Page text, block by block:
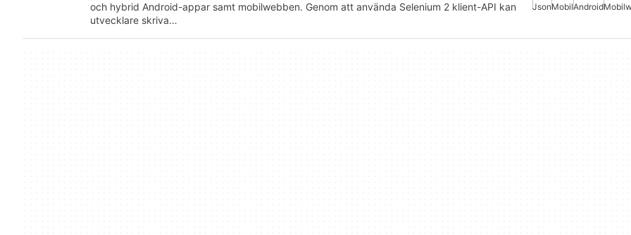
och hybrid Android-appar samt mobilwebben. Genom att använda Selenium 2 klient-API kan
utvecklare skriva…
JsonMobilAndroid